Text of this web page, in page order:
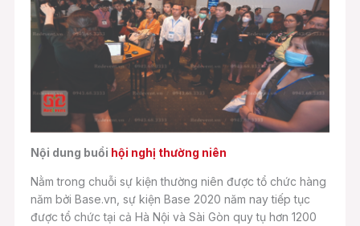
Nội dung buổi hội nghị thường niên
Nằm trong chuỗi sự kiện thường niên được tổ chức hàng
năm bởi Base.vn, sự kiện Base 2020 năm nay tiếp tục
được tổ chức tại cả Hà Nội và Sài Gòn quy tụ hơn 1200